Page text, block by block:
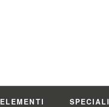
ELEMENTI SPECIALI